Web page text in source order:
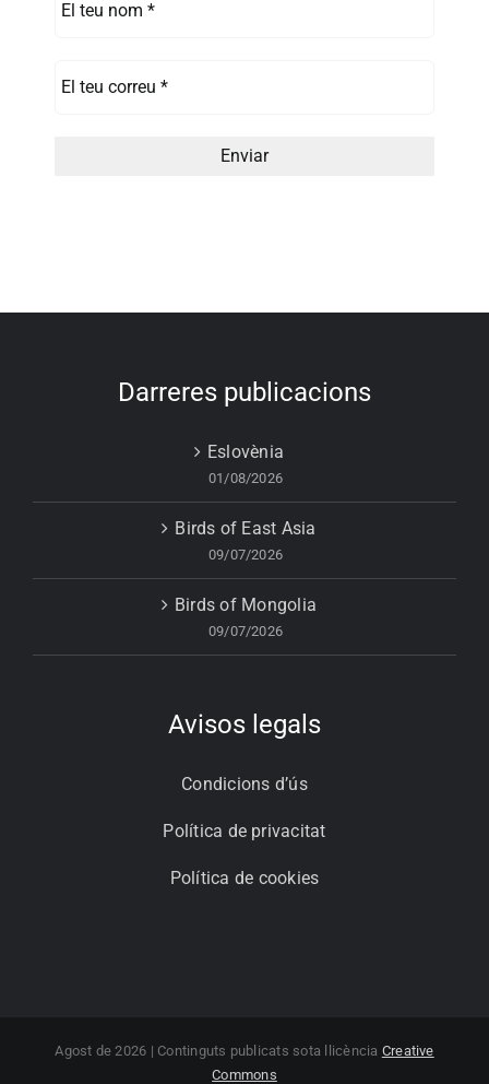
Darreres publicacions
Eslovènia
01/08/2026
Birds of East Asia
09/07/2026
Birds of Mongolia
09/07/2026
Avisos legals
Condicions d’ús
Política de privacitat
Política de cookies
Agost de 2026 | Continguts publicats sota llicència Creative
Commons